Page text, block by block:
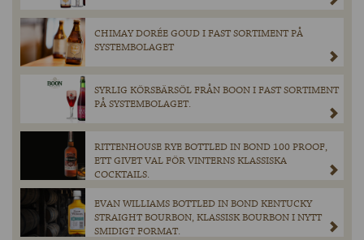
CHIMAY DORÉE GOUD I FAST SORTIMENT PÅ
SYSTEMBOLAGET
SYRLIG KÖRSBÄRSÖL FRÅN BOON I FAST SORTIMENT
PÅ SYSTEMBOLAGET.
RITTENHOUSE RYE BOTTLED IN BOND 100 PROOF,
ETT GIVET VAL FÖR VINTERNS KLASSISKA
COCKTAILS.
EVAN WILLIAMS BOTTLED IN BOND KENTUCKY
STRAIGHT BOURBON, KLASSISK BOURBON I NYTT
SMIDIGT FORMAT.